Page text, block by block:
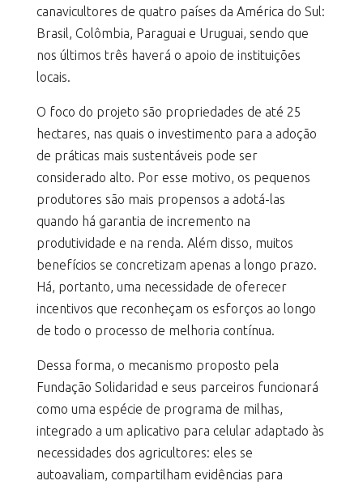
canavicultores de quatro países da América do Sul:
Brasil, Colômbia, Paraguai e Uruguai, sendo que
nos últimos três haverá o apoio de instituições
locais.
O foco do projeto são propriedades de até 25
hectares, nas quais o investimento para a adoção
de práticas mais sustentáveis pode ser
considerado alto. Por esse motivo, os pequenos
produtores são mais propensos a adotá-las
quando há garantia de incremento na
produtividade e na renda. Além disso, muitos
benefícios se concretizam apenas a longo prazo.
Há, portanto, uma necessidade de oferecer
incentivos que reconheçam os esforços ao longo
de todo o processo de melhoria contínua.
Dessa forma, o mecanismo proposto pela
Fundação Solidaridad e seus parceiros funcionará
como uma espécie de programa de milhas,
integrado a um aplicativo para celular adaptado às
necessidades dos agricultores: eles se
autoavaliam, compartilham evidências para